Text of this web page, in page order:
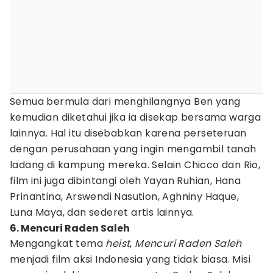
Semua bermula dari menghilangnya Ben yang
kemudian diketahui jika ia disekap bersama warga
lainnya. Hal itu disebabkan karena perseteruan
dengan perusahaan yang ingin mengambil tanah
ladang di kampung mereka. Selain Chicco dan Rio,
film ini juga dibintangi oleh Yayan Ruhian, Hana
Prinantina, Arswendi Nasution, Aghniny Haque,
Luna Maya, dan sederet artis lainnya.
6. Mencuri Raden Saleh
Mengangkat tema heist, Mencuri Raden Saleh
menjadi film aksi Indonesia yang tidak biasa. Misi